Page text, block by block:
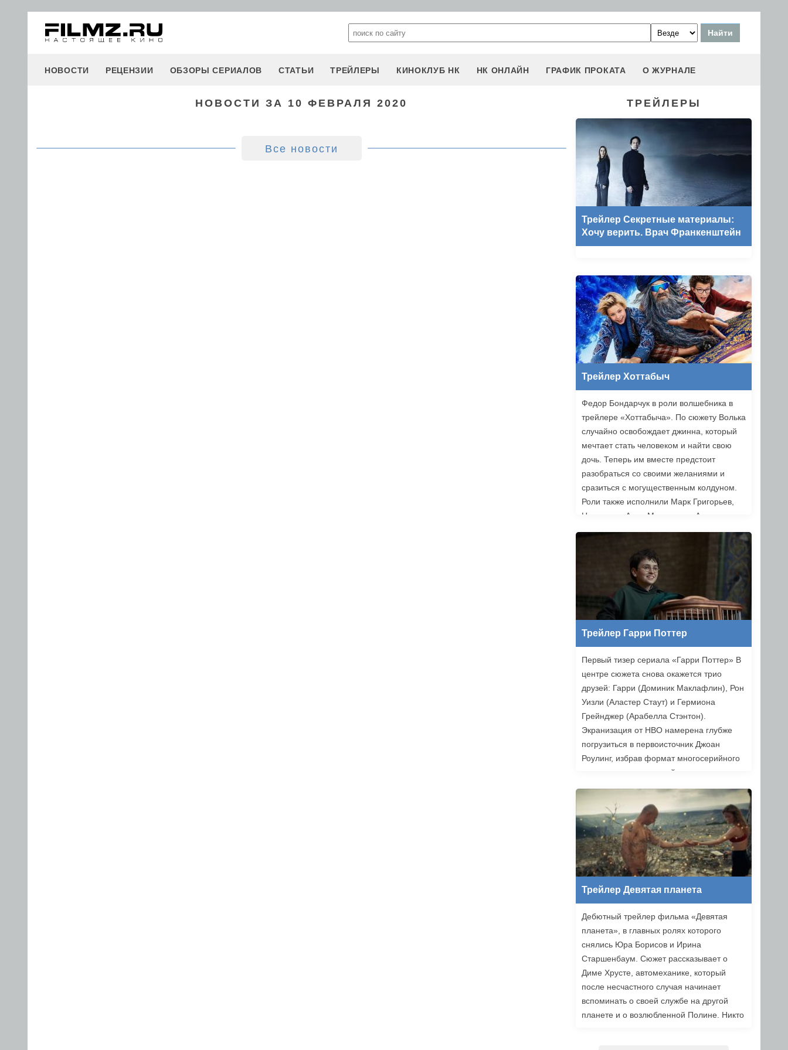
НОВОСТИ РЕЦЕНЗИИ ОБЗОРЫ СЕРИАЛОВ СТАТЬИ ТРЕЙЛЕРЫ КИНОКЛУБ НК НК ОНЛАЙН ГРАФИК ПРОКАТА О ЖУРНАЛЕ
НОВОСТИ ЗА 10 ФЕВРАЛЯ 2020
Все новости
ТРЕЙЛЕРЫ
Трейлер Секретные материалы:
Хочу верить. Врач Франкенштейн
Трейлер Хоттабыч
Федор Бондарчук в роли волшебника в
трейлере «Хоттабыча». По сюжету Волька
случайно освобождает джинна, который
мечтает стать человеком и найти свою
дочь. Теперь им вместе предстоит
разобраться со своими желаниями и
сразиться с могущественным колдуном.
Роли также исполнили Марк Григорьев,
Надежда и Анна Михалковы, Аскар
«Хоттабыч» выйдет в прокат 1 января
Трейлер Гарри Поттер
Первый тизер сериала «Гарри Поттер» В
центре сюжета снова окажется трио
друзей: Гарри (Доминик Маклафлин), Рон
Уизли (Аластер Стаут) и Гермиона
Грейнджер (Арабелла Стэнтон).
Экранизация от HBO намерена глубже
погрузиться в первоисточник Джоан
Роулинг, избрав формат многосерийного
повествования, который позволяет лучше
Трейлер Девятая планета
Дебютный трейлер фильма «Девятая
планета», в главных ролях которого
снялись Юра Борисов и Ирина
Старшенбаум. Сюжет рассказывает о
Диме Хрусте, автомеханике, который
после несчастного случая начинает
вспоминать о своей службе на другой
планете и о возлюбленной Полине. Никто